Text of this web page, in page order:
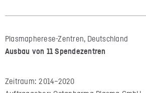
Plasmapherese-Zentren, Deutschland
Ausbau von 11 Spendezentren
Zeitraum: 2014–2020